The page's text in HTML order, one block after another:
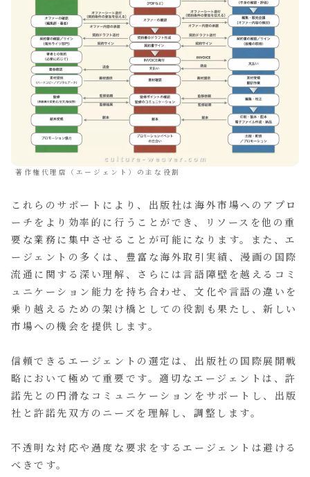
著作権代理店（エージェント）の主な役割
これらのサポートにより、出版社は海外市場へのアプロ
ーチをより効率的に行うことができ、リソースを他の重
要な業務に集中させることが可能になります。また、エ
ージェントの多くは、豊富な海外取引実績、漫画の国際
流通に関する深い理解、さらには言語障壁を越えるコミ
ュニケーション能力を持ち合わせ、文化や言語の違いを
乗り越えるための架け橋としての役割も果たし、新しい
市場への機会を提供します。
信頼できるエージェントの選定は、出版社の国際展開戦
略において極めて重要です。適切なエージェントは、許
諾先との円滑なコミュニケーションをサポートし、出版
社と許諾先双方のニーズを理解し、調整します。
不透明な対応や過度な要求をするエージェントは避ける
べきです。